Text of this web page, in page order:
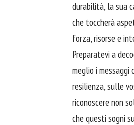
durabilità, la sua
che toccherà
forza, risorse e
Preparatevi a
meglio i
resilienza, sulle
riconoscere non
che questi sogni